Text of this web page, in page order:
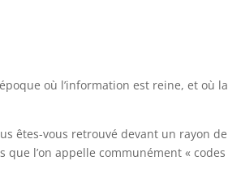
où l’information est reine, et où
êtes-vous retrouvé devant un rayon
l’on appelle communément « codes